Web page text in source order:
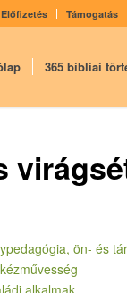
Előfizetés Támogatás
365 bibliai
ön- és
alkalmak